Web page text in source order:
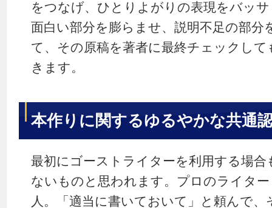
をつなげ、ひとりよがりの表現をバッ
面白い部分を膨らませ、説明不足の部分
て、その原稿を著者に最終チェックし
きます。
本作りに関するゆるやかな共通
最初にゴーストライターを利用する場合
ないものと思われます。プロのライタ
人。「適当に書いておいて」と頼んで